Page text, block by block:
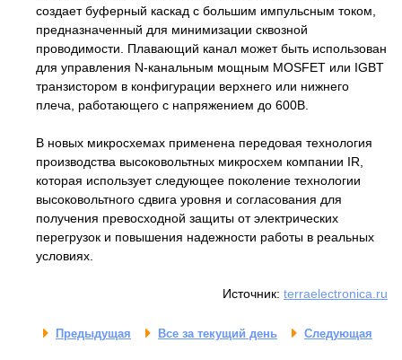
создает буферный каскад с большим импульсным током,
предназначенный для минимизации сквозной
проводимости. Плавающий канал может быть использован
для управления N-канальным мощным MOSFET или IGBT
транзистором в конфигурации верхнего или нижнего
плеча, работающего с напряжением до 600В.
В новых микросхемах применена передовая технология
производства высоковольтных микросхем компании IR,
которая использует следующее поколение технологии
высоковольтного сдвига уровня и согласования для
получения превосходной защиты от электрических
перегрузок и повышения надежности работы в реальных
условиях.
Источник: terraelectronica.ru
Предыдущая Все за текущий день Следующая